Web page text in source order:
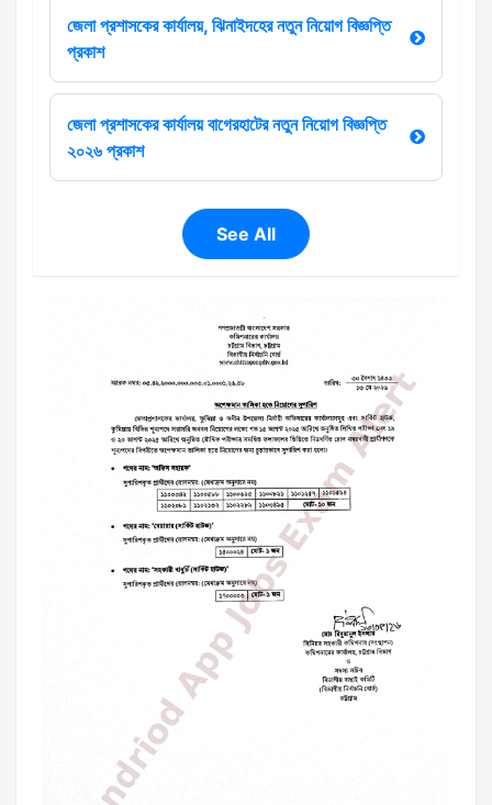
জেলা প্রশাসকের কার্যালয়, ঝিনাইদহের নতুন নিয়োগ বিজ্ঞপ্তি
প্রকাশ
জেলা প্রশাসকের কার্যালয় বাগেরহাটের নতুন নিয়োগ বিজ্ঞপ্তি
২০২৬ প্রকাশ
See All